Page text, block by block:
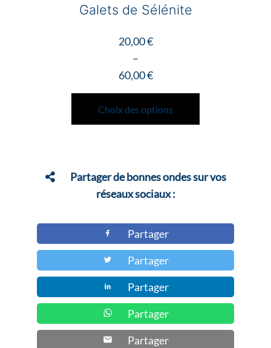
Galets de Sélénite
20,00€
–
60,00€
Plage
de
prix :
60,00 €
Choix des options
Ce
a
Les
être
choisies
la
page
produit
Partager de bonnes ondes sur vos
réseaux sociaux :
Partager
Partager
Partager
Partager
Partager